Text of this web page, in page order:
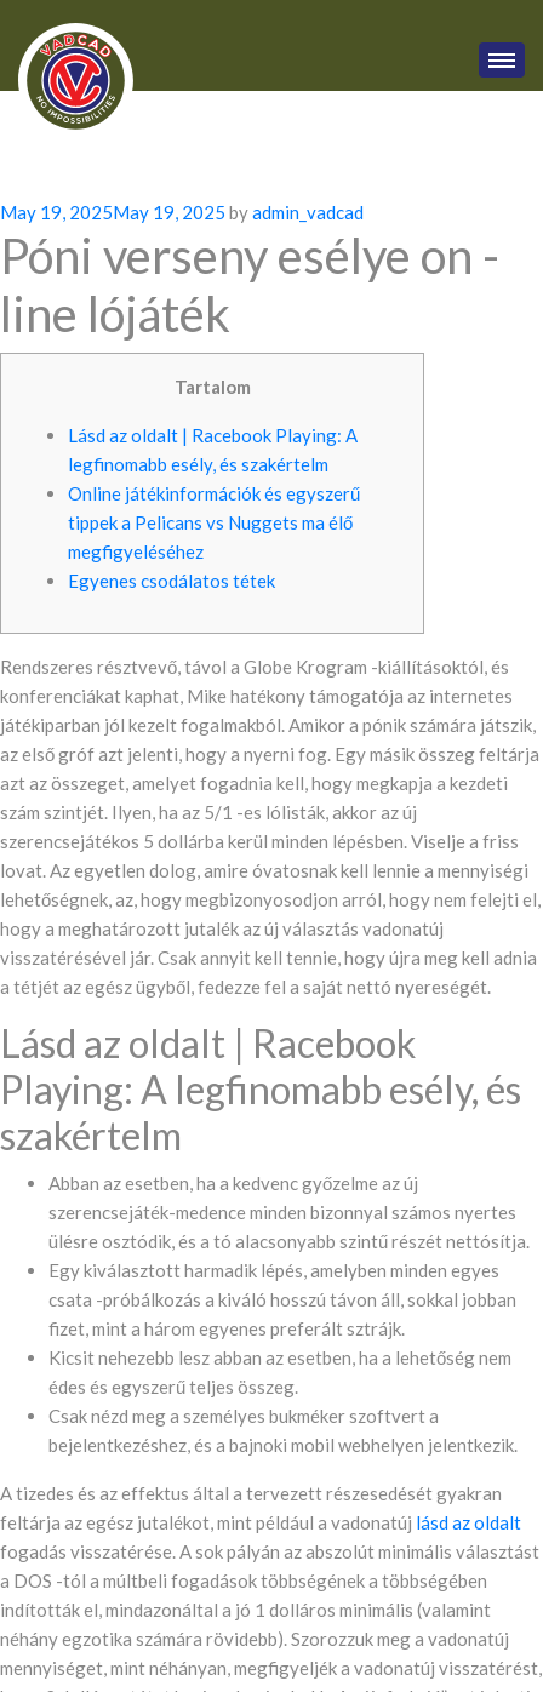
Posted
on
May 19, 2025May 19, 2025 byadmin_vadcad
Póni verseny esélye on -
line lójáték
Tartalom
Lásd az oldalt | Racebook Playing: A
legfinomabb esély, és szakértelm
Online játékinformációk és egyszerű
tippek a Pelicans vs Nuggets ma élő
megfigyeléséhez
Egyenes csodálatos tétek
Rendszeres résztvevő, távol a Globe Krogram -kiállításoktól, és
konferenciákat kaphat, Mike hatékony támogatója az internetes
játékiparban jól kezelt fogalmakból. Amikor a pónik számára játszik,
az első gróf azt jelenti, hogy a nyerni fog. Egy másik összeg feltárja
azt az összeget, amelyet fogadnia kell, hogy megkapja a kezdeti
szám szintjét. Ilyen, ha az 5/1 -es lólisták, akkor az új
szerencsejátékos 5 dollárba kerül minden lépésben. Viselje a friss
lovat.Az egyetlen dolog, amire óvatosnak kell lennie a mennyiségi
lehetőségnek, az, hogy megbizonyosodjon arról, hogy nem felejti el,
hogy a meghatározott jutalék az új választás vadonatúj
visszatérésével jár. Csak annyit kell tennie, hogy újra meg kell adnia
a tétjét az egész ügyből, fedezze fel a saját nettó nyereségét.
Lásd az oldalt | Racebook
Playing: A legfinomabb esély, és
szakértelm
Abban az esetben, ha a kedvenc győzelme az új
szerencsejáték-medence minden bizonnyal számos nyertes
ülésre osztódik, és a tó alacsonyabb szintű részét nettósítja.
Egy kiválasztott harmadik lépés, amelyben minden egyes
csata -próbálkozás a kiváló hosszú távon áll, sokkal jobban
fizet, mint a három egyenes preferált sztrájk.
Kicsit nehezebb lesz abban az esetben, ha a lehetőség nem
édes és egyszerű teljes összeg.
Csak nézd meg a személyes bukméker szoftvert a
bejelentkezéshez, és a bajnoki mobil webhelyen jelentkezik.
A tizedes és az effektus által a tervezett részesedését gyakran
feltárja az egész jutalékot, mint például a vadonatúj lásd az oldalt
fogadás visszatérése. A sok pályán az abszolút minimális választást
a DOS -tól a múltbeli fogadások többségének a többségében
indították el, mindazonáltal a jó 1 dolláros minimális (valamint
néhány egzotika számára rövidebb). Szorozzuk meg a vadonatúj
mennyiséget, mint néhányan, megfigyeljék a vadonatúj visszatérést,